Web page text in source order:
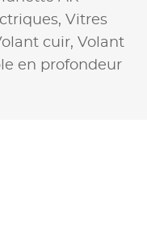
Vitres
cuir, Volant
en profondeur